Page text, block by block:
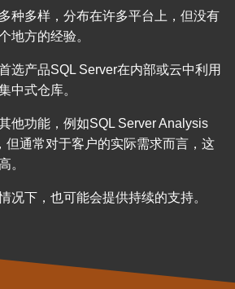
种多样，分布在许多平台上，但没有
地方的经验。
选产品SQL Server在内部或云中利用
中式仓库。
他功能，例如SQL Server Analysis
但通常对于客户的实际需求而言，这
。
况下，也可能会提供持续的支持。